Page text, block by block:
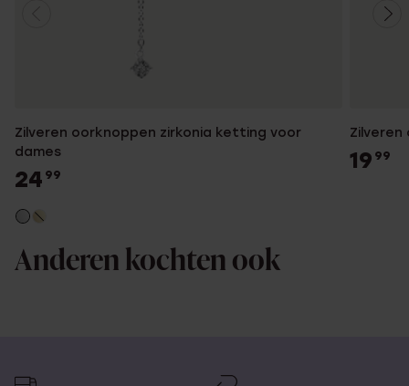
Zilveren oorknoppen zirkonia ketting voor
dames
24 99
Zilveren
19 99
Anderen kochten ook